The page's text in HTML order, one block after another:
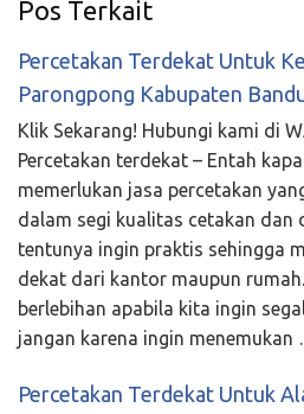
Pos Terkait
Percetakan Terdekat Untuk
Parongpong Kabupaten
Klik Sekarang! Hubungi kami di
Percetakan terdekat – Entah
memerlukan jasa percetakan
dalam segi kualitas cetakan dan
tentunya ingin praktis sehingga
dekat dari kantor maupun
berlebihan apabila kita ingin
jangan karena ingin menemukan
Percetakan Terdekat Untuk